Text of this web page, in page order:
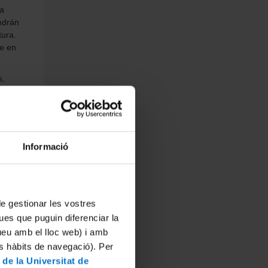
Informació
gestionar les vostres
que puguin diferenciar la
amb el lloc web) i amb
hàbits de navegació). Per
la Universitat de
en
en
de
de
en
a la
de